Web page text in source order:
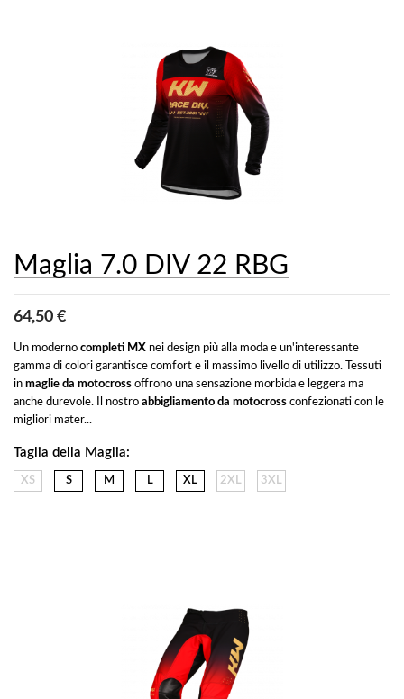
Maglia 7.0 DIV 22 RBG
64,50 €
Un moderno completi MX nei design più alla moda e un'interessante
gamma di colori garantisce comfort e il massimo livello di utilizzo. Tessuti
in maglie da motocross offrono una sensazione morbida e leggera ma
anche durevole. Il nostro abbigliamento da motocross confezionati con le
migliori mater...
Taglia della Maglia:
XS S M L XL 2XL 3XL